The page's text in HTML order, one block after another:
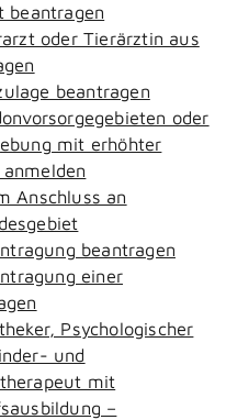
beantragen
oder Tierärztin aus
beantragen
oder
mit erhöhter
Anschluss an
beantragen
einer
Psychologischer
und
mit
–